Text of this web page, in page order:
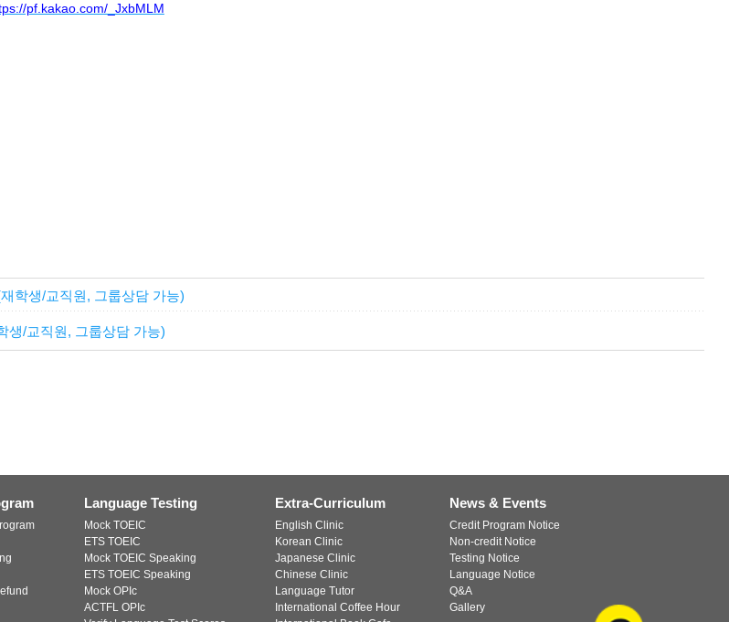
pf.kakao.com/_JxbMLM
학생/교직원, 그룹상담 가능)
생/교직원, 그룹상담 가능)
Language Testing
Mock TOEIC
ETS TOEIC
Mock TOEIC Speaking
ETS TOEIC Speaking
Mock OPIc
ACTFL OPIc
Extra-Curriculum
English Clinic
Korean Clinic
Japanese Clinic
Chinese Clinic
Language Tutor
International Coffee Hour
News & Events
Credit Program Notice
Non-credit Notice
Testing Notice
Language Notice
Q&A
Gallery